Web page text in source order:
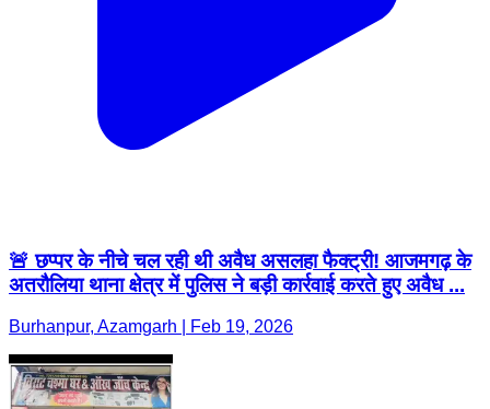
🚨 छप्पर के नीचे चल रही थी अवैध असलहा फैक्ट्री! आजमगढ़ के
अतरौलिया थाना क्षेत्र में पुलिस ने बड़ी कार्रवाई करते हुए अवैध ...
Burhanpur, Azamgarh | Feb 19, 2026